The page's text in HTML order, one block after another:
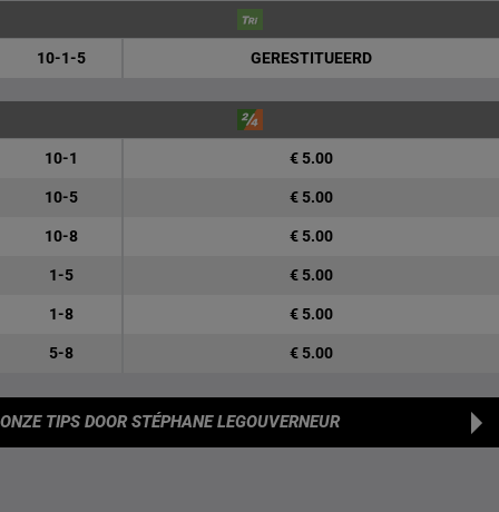
10-1-5 GERESTITUEERD
10-1 € 5.00
10-5 € 5.00
10-8 € 5.00
1-5 € 5.00
1-8 € 5.00
5-8 € 5.00
ONZE TIPS DOOR STÉPHANE LEGOUVERNEUR